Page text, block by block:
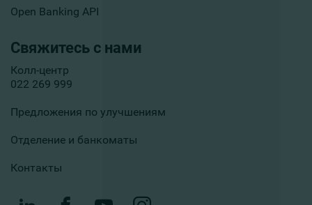
Open Banking API
Свяжитесь с нами
Колл-центр
022 269 999
Предложения по улучшениям
Отделение и банкоматы
Контакты